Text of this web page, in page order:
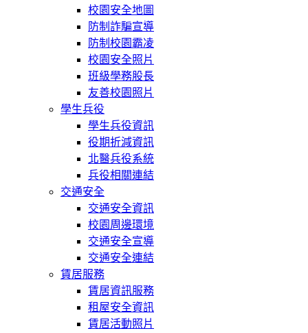
校園安全地圖
防制詐騙宣導
防制校園霸凌
校園安全照片
班級學務股長
友善校園照片
學生兵役
學生兵役資訊
役期折減資訊
北醫兵役系統
兵役相關連結
交通安全
交通安全資訊
校園周邊環境
交通安全宣導
交通安全連結
賃居服務
賃居資訊服務
租屋安全資訊
賃居活動照片